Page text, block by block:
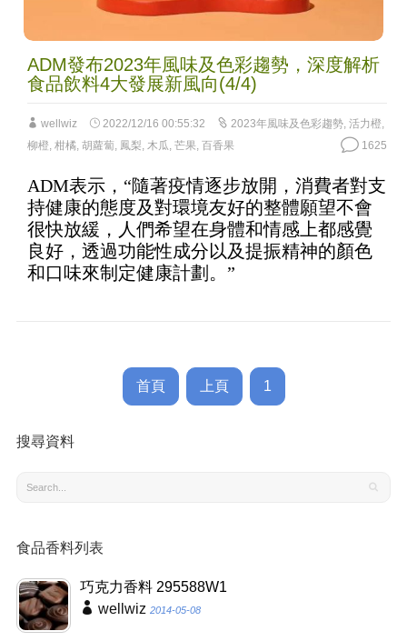
ADM發布2023年風味及色彩趨勢，深度解析
食品飲料4大發展新風向(4/4)
wellwiz 2022/12/16 00:55:32 2023年風味及色彩趨勢, 活力橙,
柳橙, 柑橘, 胡蘿蔔, 鳳梨, 木瓜, 芒果, 百香果 1625
ADM表示，“隨著疫情逐步放開，消費者對支
持健康的態度及對環境友好的整體願望不會
很快放緩，人們希望在身體和情感上都感覺
良好，透過功能性成分以及提振精神的顏色
和口味來制定健康計劃。”
首頁 上頁 1
搜尋資料
食品香料列表
巧克力香料 295588W1
wellwiz 2014-05-08